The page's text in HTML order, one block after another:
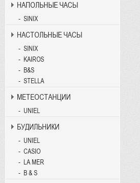
НАПОЛЬНЫЕ ЧАСЫ
SINIX
НАСТОЛЬНЫЕ ЧАСЫ
SINIX
KAIROS
B&S
STELLA
МЕТЕОСТАНЦИИ
UNIEL
БУДИЛЬНИКИ
UNIEL
CASIO
LA MER
B & S